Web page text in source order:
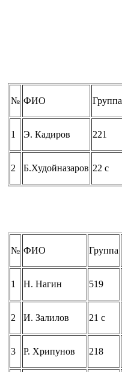
№ ФИО Группа
1 Э. Кадиров 221
2 Б.Худойназаров 22 с
№ ФИО Группа
1 Н. Нагин 519
2 И. Залилов 21 с
3 Р. Хрипунов 218